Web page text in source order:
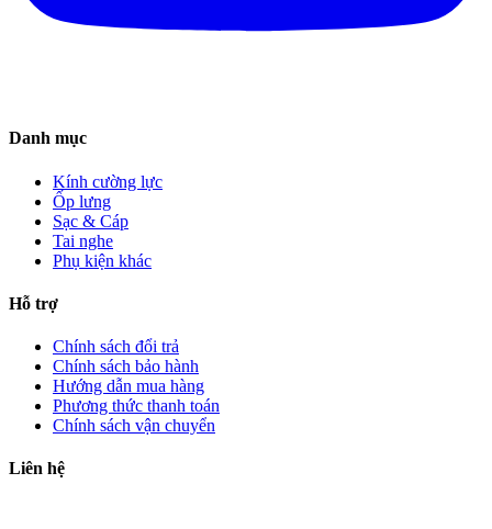
Danh mục
Kính cường lực
Ốp lưng
Sạc & Cáp
Tai nghe
Phụ kiện khác
Hỗ trợ
Chính sách đổi trả
Chính sách bảo hành
Hướng dẫn mua hàng
Phương thức thanh toán
Chính sách vận chuyển
Liên hệ